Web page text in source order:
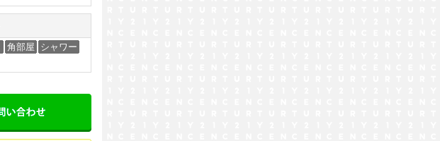
角部屋
シャワー